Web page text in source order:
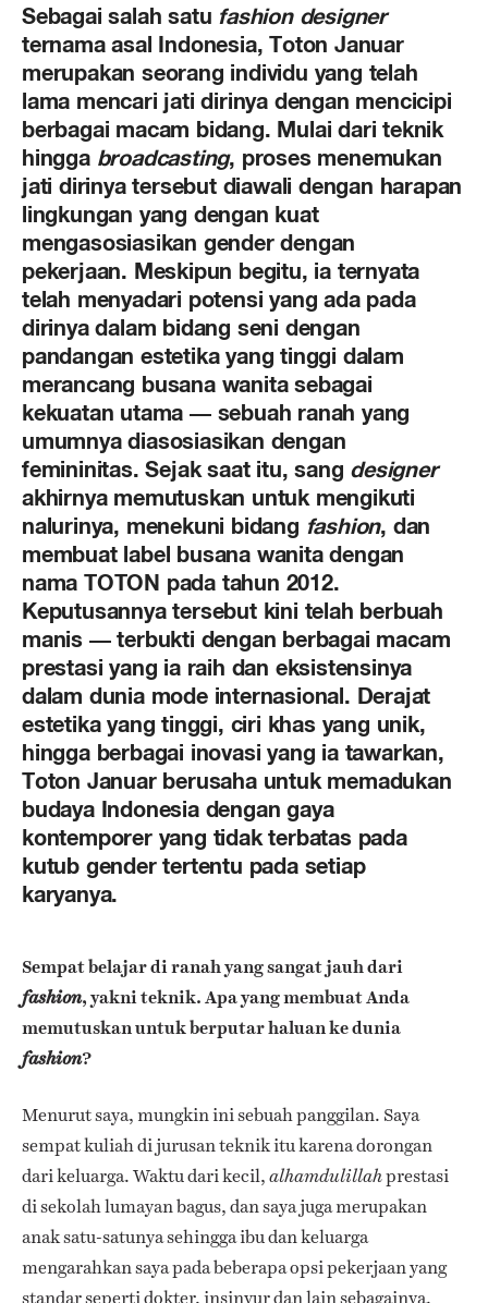
Sebagai salah satu fashion designer
ternama asal Indonesia, Toton Januar
merupakan seorang individu yang telah
lama mencari jati dirinya dengan mencicipi
berbagai macam bidang. Mulai dari teknik
hingga broadcasting, proses menemukan
jati dirinya tersebut diawali dengan harapan
lingkungan yang dengan kuat
mengasosiasikan gender dengan
pekerjaan. Meskipun begitu, ia ternyata
telah menyadari potensi yang ada pada
dirinya dalam bidang seni dengan
pandangan estetika yang tinggi dalam
merancang busana wanita sebagai
kekuatan utama — sebuah ranah yang
umumnya diasosiasikan dengan
femininitas. Sejak saat itu, sang designer
akhirnya memutuskan untuk mengikuti
nalurinya, menekuni bidang fashion, dan
membuat label busana wanita dengan
nama TOTON pada tahun 2012.
Keputusannya tersebut kini telah berbuah
manis — terbukti dengan berbagai macam
prestasi yang ia raih dan eksistensinya
dalam dunia mode internasional. Derajat
estetika yang tinggi, ciri khas yang unik,
hingga berbagai inovasi yang ia tawarkan,
Toton Januar berusaha untuk memadukan
budaya Indonesia dengan gaya
kontemporer yang tidak terbatas pada
kutub gender tertentu pada setiap
karyanya.
Sempat belajar di ranah yang sangat jauh dari
fashion, yakni teknik. Apa yang membuat Anda
memutuskan untuk berputar haluan ke dunia
fashion?
Menurut saya, mungkin ini sebuah panggilan. Saya
sempat kuliah di jurusan teknik itu karena dorongan
dari keluarga. Waktu dari kecil, alhamdulillahprestasi
di sekolah lumayan bagus, dan saya juga merupakan
anak satu-satunya sehingga ibu dan keluarga
mengarahkan saya pada beberapa opsi pekerjaan yang
standar seperti dokter, insinyur dan lain sebagainya.